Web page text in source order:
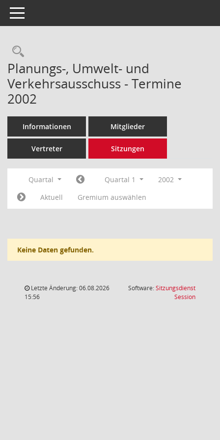
Toggle navigation
Rechercheauswahl
Planungs-, Umwelt- und
Verkehrsausschuss - Termine
2002
Informationen Mitglieder
Vertreter Sitzungen
Quartal Quartal 1
2002
Aktuell
Gremium auswählen
Keine Daten gefunden.
Letzte Änderung: 06.08.2026
15:56
Software:Sitzungsdienst
Session(Wird in